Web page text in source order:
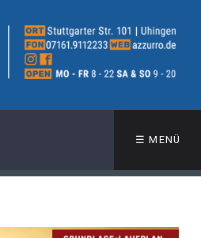
☰ MENÜ